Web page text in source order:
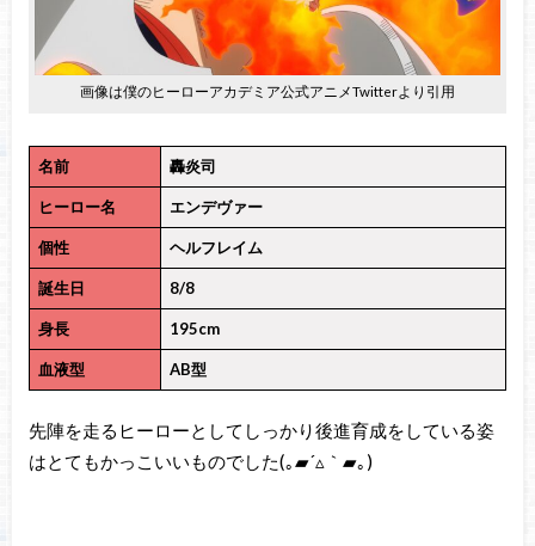
画像は僕のヒーローアカデミア公式アニメTwitterより引用
名前 轟炎司
ヒーロー名 エンデヴァー
個性 ヘルフレイム
誕生日 8/8
身長 195cm
血液型 AB型
先陣を走るヒーローとしてしっかり後進育成をしている姿
はとてもかっこいいものでした(｡▰´▵｀▰｡)